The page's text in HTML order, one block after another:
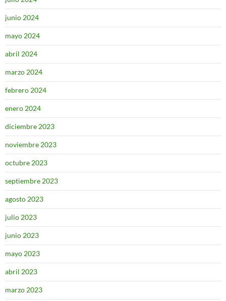
junio 2024
mayo 2024
abril 2024
marzo 2024
febrero 2024
enero 2024
diciembre 2023
noviembre 2023
octubre 2023
septiembre 2023
agosto 2023
julio 2023
junio 2023
mayo 2023
abril 2023
marzo 2023